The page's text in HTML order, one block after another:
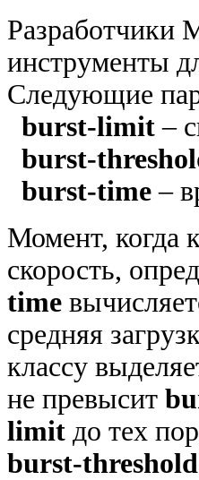
Разработчики
инструменты
Следующие
burst-limit –
burst-
burst-time –
Момент, когда
скорость,
time
средняя
классу
не превысит
limit до тех
burst-threshold